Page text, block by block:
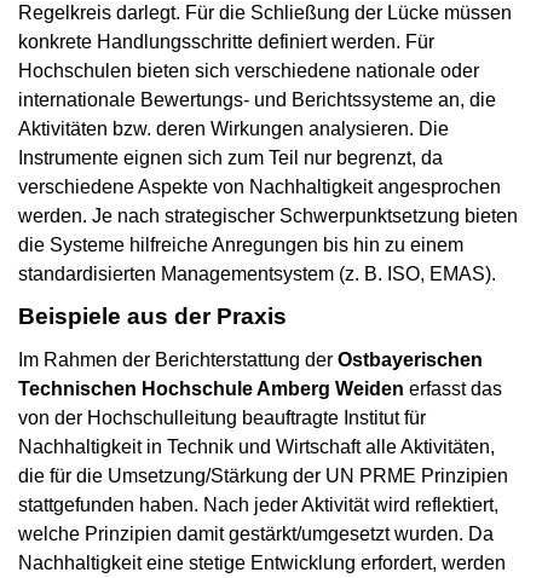
Regelkreis darlegt. Für die Schließung der Lücke müssen
konkrete Handlungsschritte definiert werden. Für
Hochschulen bieten sich verschiedene nationale oder
internationale Bewertungs- und Berichtssysteme an, die
Aktivitäten bzw. deren Wirkungen analysieren. Die
Instrumente eignen sich zum Teil nur begrenzt, da
verschiedene Aspekte von Nachhaltigkeit angesprochen
werden. Je nach strategischer Schwerpunktsetzung bieten
die Systeme hilfreiche Anregungen bis hin zu einem
standardisierten Managementsystem (z. B. ISO, EMAS).
Beispiele aus der Praxis
Im Rahmen der Berichterstattung der Ostbayerischen
Technischen Hochschule Amberg Weiden erfasst das
von der Hochschulleitung beauftragte Institut für
Nachhaltigkeit in Technik und Wirtschaft alle Aktivitäten,
die für die Umsetzung/Stärkung der UN PRME Prinzipien
stattgefunden haben. Nach jeder Aktivität wird reflektiert,
welche Prinzipien damit gestärkt/umgesetzt wurden. Da
Nachhaltigkeit eine stetige Entwicklung erfordert, werden